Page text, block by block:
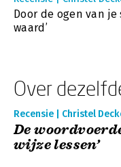
Door de ogen van
waard’
Over
Recensie | Christel
De
wijze lessen’